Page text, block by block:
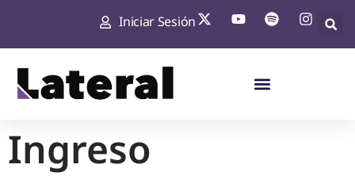
Iniciar Sesión
Ingreso